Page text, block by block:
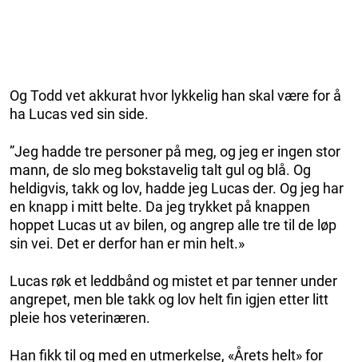
Og Todd vet akkurat hvor lykkelig han skal være for å
ha Lucas ved sin side.
”Jeg hadde tre personer på meg, og jeg er ingen stor
mann, de slo meg bokstavelig talt gul og blå. Og
heldigvis, takk og lov, hadde jeg Lucas der. Og jeg har
en knapp i mitt belte. Da jeg trykket på knappen
hoppet Lucas ut av bilen, og angrep alle tre til de løp
sin vei. Det er derfor han er min helt.»
Lucas røk et leddbånd og mistet et par tenner under
angrepet, men ble takk og lov helt fin igjen etter litt
pleie hos veterinæren.
Han fikk til og med en utmerkelse, «Årets helt» for